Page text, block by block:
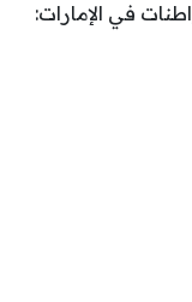
في الإمارات: